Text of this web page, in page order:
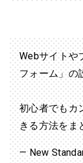
Webサイトや
フォーム」の
初心者でもカ
きる方法を
— New